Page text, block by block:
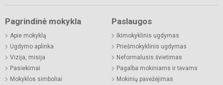
Pagrindinė mokykla
Apie mokyklą
Ugdymo aplinka
Vizija, misija
Pasiekimai
Mokyklos simboliai
Paslaugos
Ikimokyklinis ugdymas
Priešmokyklinis ugdymas
Neformalusis švietimas
Pagalba mokiniams ir tėvams
Mokinių pavėžėjimas